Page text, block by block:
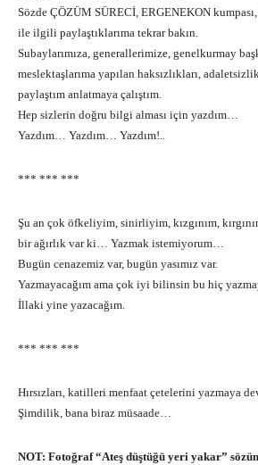
Sözde ÇÖZÜM SÜRECİ, ERGENEKON
ile ilgili paylaştıklarıma tekrar bakın.
Subaylarımıza, generallerimize, genelkurmay
meslektaşlarıma yapılan haksızlıkları,
paylaştım anlatmaya çalıştım.
Hep sizlerin doğru bilgi alması için yazdım…
Yazdım… Yazdım… Yazdım!..
*** *** ***
Şu an çok öfkeliyim, sinirliyim, kızgınım,
bir ağırlık var ki… Yazmak istemiyorum…
Bugün cenazemiz var, bugün yasımız var.
Yazmayacağım ama çok iyi bilinsin bu hiç
İllaki yine yazacağım.
*** *** ***
Hırsızları, katilleri menfaat çetelerini yazmaya
Şimdilik, bana biraz müsaade…
NOT: Fotoğraf “Ateş düştüğü yeri yakar”